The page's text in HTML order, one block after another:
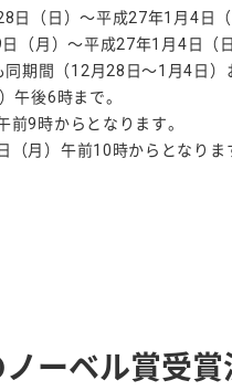
（日）～平成27年1月4日（
月）～平成27年1月4日（日
期間（12月28日～1月4日）
午後6時まで。
9時からとなります。
月）午前10時からとなりま
ーベル賞受賞